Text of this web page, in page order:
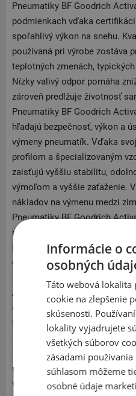
Pneumatiky BF Goodrich
podmienkach vďaka
spoľahlivý výkon na snehu.
používaná pri výrobe zostáva
teplotných zmenách,
Nízky valivý odpor pomáha
zároveň predlžuje životnosť
Pneumatiky BF Goodrich
hľadajú bezpečnosť, výkon a
výmeny pneumatík. Vďaka
profilom a špecializovaným
zaisťujú vyššiu stabilitu,
výmoľom a vyššie zaťaženie.
nákladov na výmenu medzi
Pneumatiky BF Goodrich
nezávislých podnikateľov a
kontrolu nad svojim vozovým
oblasti bezpečnosti a výkonu.
Americká značka pneumatík
eonautiky založená v roku
Franklinom Goodrichom a
1986 anektovala gumárenskú
1990 celú spoločnosť kúpil
špecializuje na pneumatiky
veľký výber. Rad BFGoodrich
Informácie o
osobných
Táto webová lokalita
cookie na zlepšenie
skúsenosti.
lokality vyjadrujete
všetkých súborov
zásadami
súhlasom môžeme
osobné údaje